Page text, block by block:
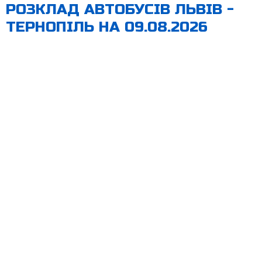
РОЗКЛАД АВТОБУСІВ ЛЬВІВ -
ТЕРНОПІЛЬ НА 09.08.2026